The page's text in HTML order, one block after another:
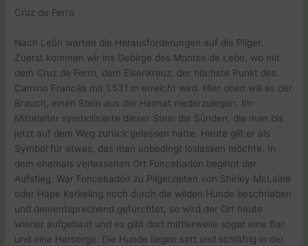
Cruz de Ferro
Nach León warten die Herausforderungen auf die Pilger.
Zuerst kommen wir ins Gebirge des Montes de León, wo mit
dem Cruz de Ferro, dem Eisenkreuz, der höchste Punkt des
Camino Francés mit 1.531 m erreicht wird. Hier oben will es der
Brauch, einen Stein aus der Heimat niederzulegen. Im
Mittelalter symbolisierte dieser Stein die Sünden, die man bis
jetzt auf dem Weg zurück gelassen hatte. Heute gilt er als
Symbol für etwas, das man unbedingt loslassen möchte. In
dem ehemals verlassenen Ort Foncebadón beginnt der
Aufstieg. War Foncebadón zu Pilgerzeiten von Shirley McLaine
oder Hape Kerkeling noch durch die wilden Hunde beschrieben
und dementsprechend gefürchtet, so wird der Ort heute
wieder aufgebaut und es gibt dort mittlerweile sogar eine Bar
und eine Herberge. Die Hunde liegen satt und schläfrig in der